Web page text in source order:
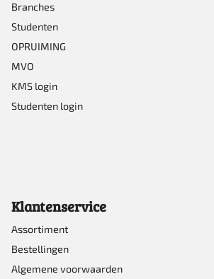
productpagina
Branches
Studenten
OPRUIMING
MVO
KMS login
Studenten login
Klantenservice
Assortiment
Bestellingen
Algemene voorwaarden